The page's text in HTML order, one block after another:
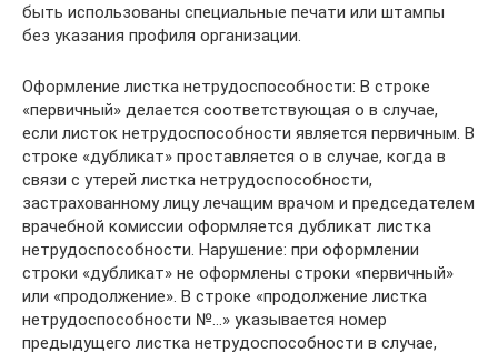
быть использованы специальные печати или штампы
без указания профиля организации.
Оформление листка нетрудоспособности: В строке
«первичный» делается соответствующая о в случае,
если листок нетрудоспособности является первичным. В
строке «дубликат» проставляется о в случае, когда в
связи с утерей листка нетрудоспособности,
застрахованному лицу лечащим врачом и председателем
врачебной комиссии оформляется дубликат листка
нетрудоспособности. Нарушение: при оформлении
строки «дубликат» не оформлены строки «первичный»
или «продолжение». В строке «продолжение листка
нетрудоспособности №…» указывается номер
предыдущего листка нетрудоспособности в случае,